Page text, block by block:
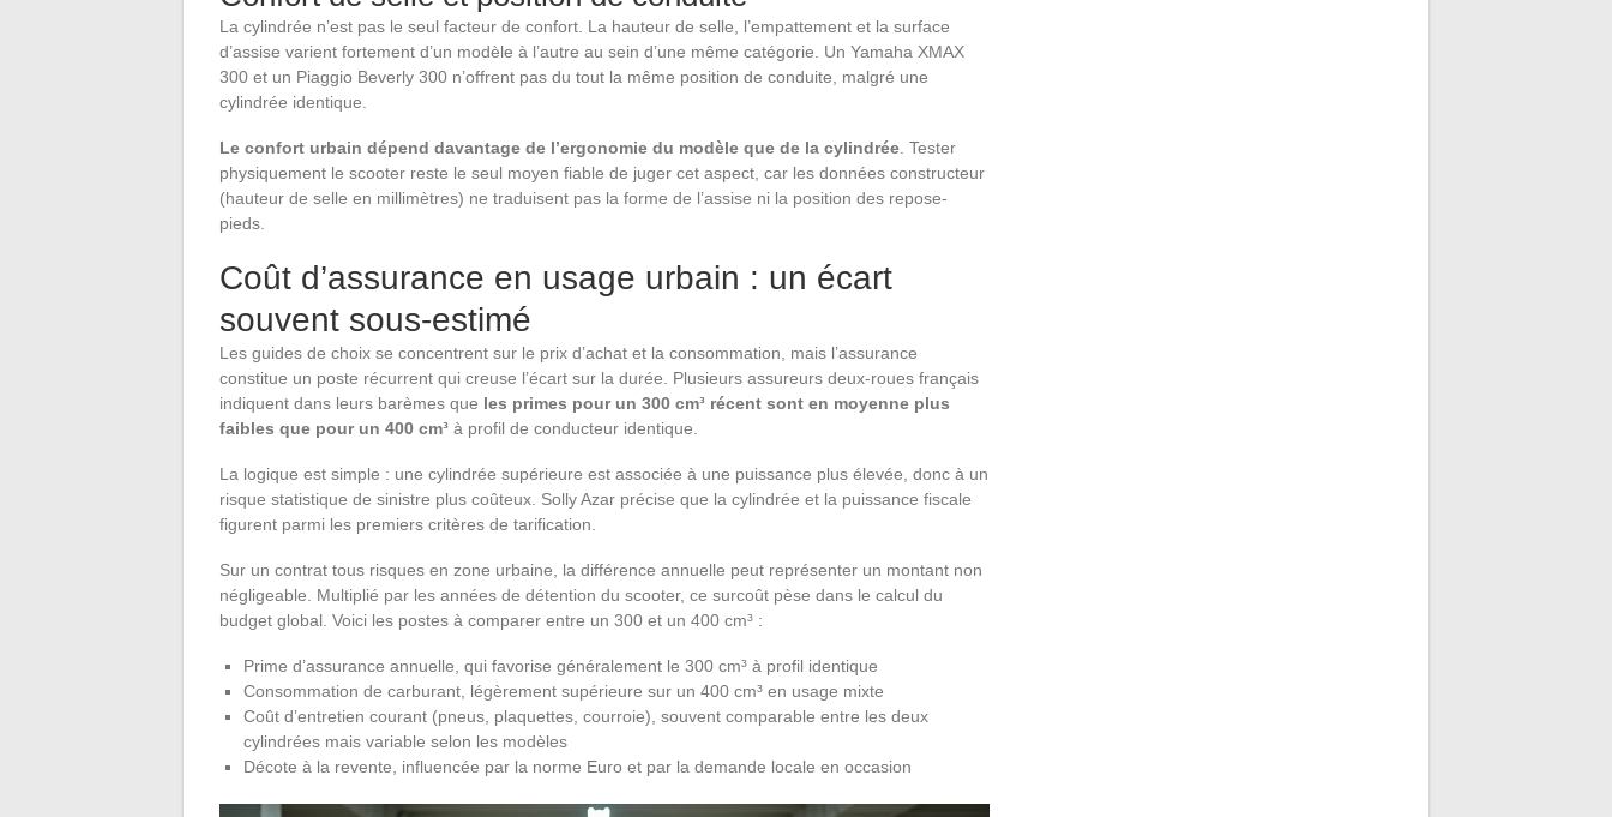
La cylindrée n’est pas le seul facteur de confort. La hauteur de selle, l’empattement et la surface
d’assise varient fortement d’un modèle à l’autre au sein d’une même catégorie. Un Yamaha XMAX
300 et un Piaggio Beverly 300 n’offrent pas du tout la même position de conduite, malgré une
cylindrée identique.
Le confort urbain dépend davantage de l’ergonomie du modèle que de la cylindrée . Tester
physiquement le scooter reste le seul moyen fiable de juger cet aspect, car les données constructeur
(hauteur de selle en millimètres) ne traduisent pas la forme de l’assise ni la position des repose-
pieds.
Coût d’assurance en usage urbain : un écart
souvent sous-estimé
Les guides de choix se concentrent sur le prix d’achat et la consommation, mais l’assurance
constitue un poste récurrent qui creuse l’écart sur la durée. Plusieurs assureurs deux-roues français
indiquent dans leurs barèmes que les primes pour un 300 cm³ récent sont en moyenne plus
faibles que pour un 400 cm³ à profil de conducteur identique.
La logique est simple : une cylindrée supérieure est associée à une puissance plus élevée, donc à un
risque statistique de sinistre plus coûteux. Solly Azar précise que la cylindrée et la puissance fiscale
figurent parmi les premiers critères de tarification.
Sur un contrat tous risques en zone urbaine, la différence annuelle peut représenter un montant non
négligeable. Multiplié par les années de détention du scooter, ce surcoût pèse dans le calcul du
budget global. Voici les postes à comparer entre un 300 et un 400 cm³ :
Prime d’assurance annuelle, qui favorise généralement le 300 cm³ à profil identique
Consommation de carburant, légèrement supérieure sur un 400 cm³ en usage mixte
Coût d’entretien courant (pneus, plaquettes, courroie), souvent comparable entre les deux
cylindrées mais variable selon les modèles
Décote à la revente, influencée par la norme Euro et par la demande locale en occasion